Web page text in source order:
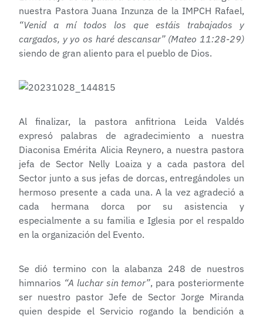
nuestra Pastora Juana Inzunza de la IMPCH Rafael,
“Venid a mí todos los que estáis trabajados y
cargados, y yo os haré descansar” (Mateo 11:28-29)
siendo de gran aliento para el pueblo de Dios.
Al finalizar, la pastora anfitriona Leida Valdés
expresó palabras de agradecimiento a nuestra
Diaconisa Emérita Alicia Reynero, a nuestra pastora
jefa de Sector Nelly Loaiza y a cada pastora del
Sector junto a sus jefas de dorcas, entregándoles un
hermoso presente a cada una. A la vez agradeció a
cada hermana dorca por su asistencia y
especialmente a su familia e Iglesia por el respaldo
en la organización del Evento.
Se dió termino con la alabanza 248 de nuestros
himnarios “A luchar sin temor”, para posteriormente
ser nuestro pastor Jefe de Sector Jorge Miranda
quien despide el Servicio rogando la bendición a